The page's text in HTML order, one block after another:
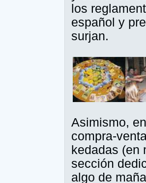
los
español y
surjan.
Asimismo,
compra-
kedadas (en
sección
algo de